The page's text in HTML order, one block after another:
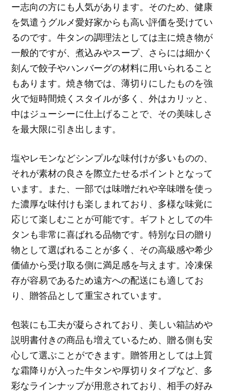
ー志向の方にも人気があります。そのため、健康
を気遣うグルメ愛好家からも高い評価を受けてい
るのです。牛タンの調理法としては主に焼き物が
一般的ですが、煮込みやスープ、さらには細かく
刻んで餃子やハンバーグの材料に用いられること
もあります。焼き物では、薄切りにしたものを強
火で短時間焼くスタイルが多く、外はカリッと、
中はジューシーに仕上げることで、その美味しさ
を最大限に引き出します。
塩やレモンなどシンプルな味付けが多いものの、
それが素材の良さを際立たせるポイントとなって
います。また、一部では味噌だれや辛味噌を使っ
た濃厚な味付けも楽しまれており、多様な味覚に
応じて楽しむことが可能です。ギフトとしての牛
タンも非常に喜ばれる品物です。特別な日の贈り
物として選ばれることが多く、その高級感や希少
価値から受け取る側に満足感を与えます。冷凍保
存が容易であるため遠方への配送にも適してお
り、贈答品として重宝されています。
包装にも工夫が凝らされており、美しい箱詰めや
説明書付きの商品も増えているため、贈る側も安
心して選ぶことができます。贈答用としては上質
な霜降りが入った牛タンや厚切りタイプなど、多
彩なラインナップが用意されており、相手の好み